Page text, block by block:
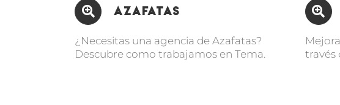
Azafatas
¿Necesitas una agencia de Azafatas?
Descubre como trabajamos en Tema.
través